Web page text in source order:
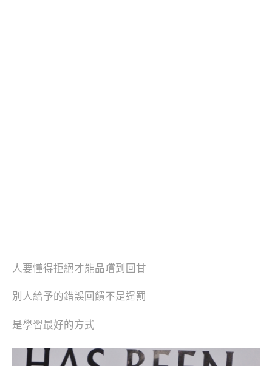
人要懂得拒絕才能品嚐到回甘
別人給予的錯誤回饋不是逞罰
是學習最好的方式